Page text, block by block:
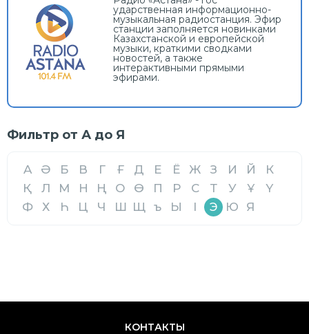
ударственная информационно-
музыкальная радиостанция. Эфир
станции заполняется новинками
Казахстанской и европейской
музыки, краткими сводками
новостей, а также
интерактивными прямыми
эфирами.
Фильтр от А до Я
A Ә Б В Г Ғ Д Е Ё Ж З И Й
К
Қ
Л М Н Ң О Ө П Р С Т У Ұ
Ү
Ф
Х Һ Ц Ч Ш Щ ъ Ы І Э Ю Я
КОНТАКТЫ